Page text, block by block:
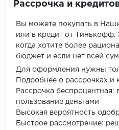
Рассрочка и
Вы можете покупать в
или в кредит от Тинькофф.
когда хотите более
бюджет и если нет всей
Для оформления нужны
Подробнее о рассрочках и
Рассрочка беспроцентная:
пользование деньгами
Высокая вероятность
Быстрое рассмотрение: